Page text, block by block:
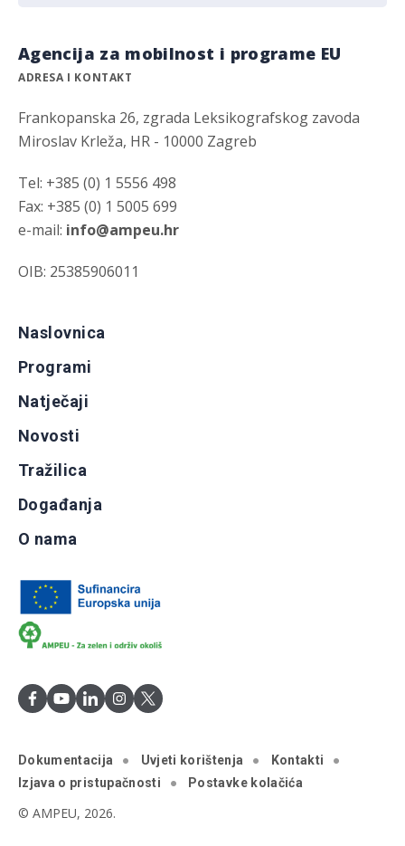
Agencija za mobilnost i programe EU
ADRESA I KONTAKT
Frankopanska 26, zgrada Leksikografskog zavoda
Miroslav Krleža, HR - 10000 Zagreb
Tel: +385 (0) 1 5556 498
Fax: +385 (0) 1 5005 699
e-mail: info@ampeu.hr
OIB: 25385906011
Naslovnica
Programi
Natječaji
Novosti
Tražilica
Događanja
O nama
Dokumentacija Uvjeti korištenja
Kontakti
Izjava o pristupačnosti
Postavke kolačića
© AMPEU, 2026.